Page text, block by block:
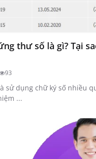
thư số là gì? Tại
93
sử dụng chữ ký số nhiều
...